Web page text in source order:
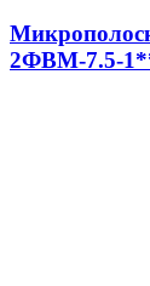
2ФВМ-7.5-